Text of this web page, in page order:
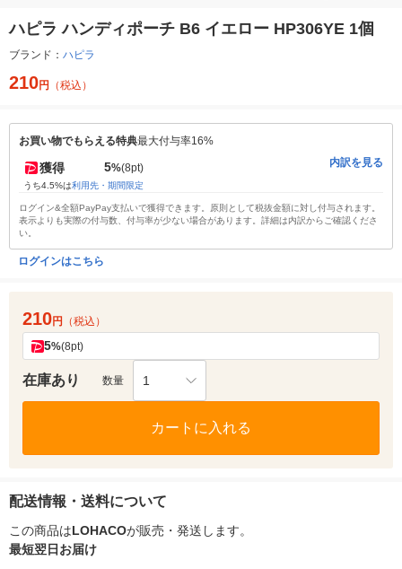
ハピラ ハンディポーチ B6 イエロー HP306YE 1個
ブランド： ハピラ
210円 （税込）
お買い物でもらえる特典最大付与率16%
獲得 5%(8pt)
うち4.5%は利用先・期間限定
内訳を見る
ログイン&全額PayPay支払いで獲得できます。原則として税抜金額に対し付与されます。
表示よりも実際の付与数、付与率が少ない場合があります。詳細は内訳からご確認くださ
い。
ログインはこちら
210円 （税込）
5%(8pt)
在庫あり 数量 1
カートに入れる
配送情報・送料について
この商品はLOHACOが販売・発送します。
最短翌日お届け